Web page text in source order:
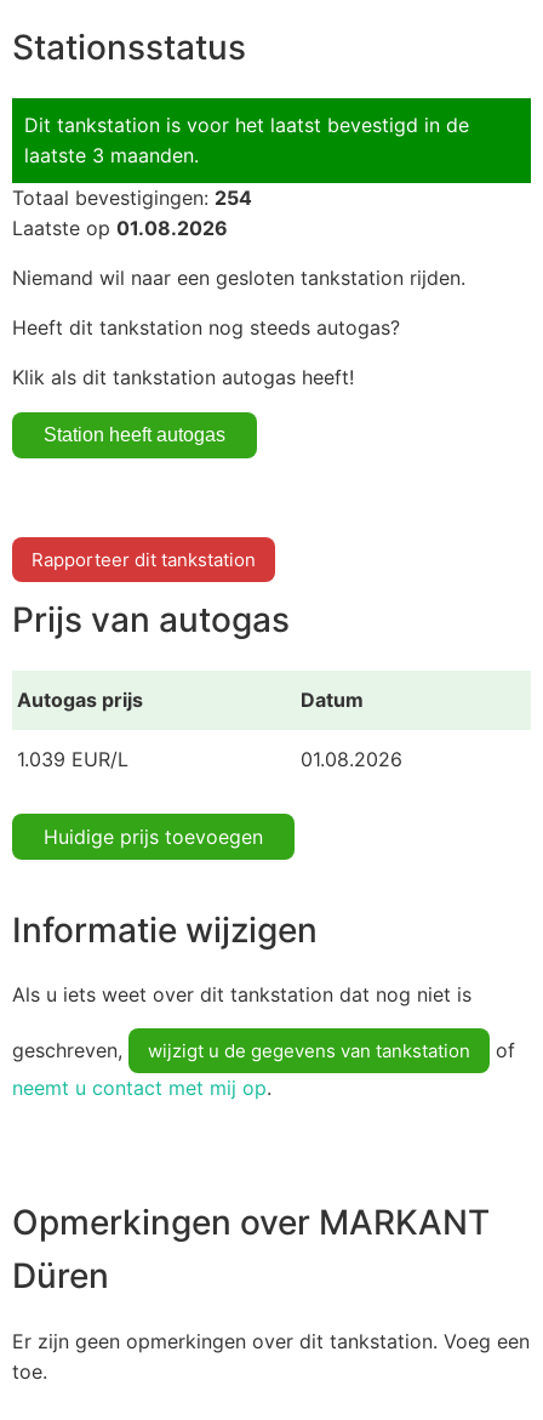
Stationsstatus
Dit tankstation is voor het laatst bevestigd in de
laatste 3 maanden.
Totaal bevestigingen: 254
Laatste op 01.08.2026
Niemand wil naar een gesloten tankstation rijden.
Heeft dit tankstation nog steeds autogas?
Klik als dit tankstation autogas heeft!
Rapporteer dit tankstation
Prijs van autogas
Autogas prijs Datum
1.039 EUR/L 01.08.2026
Huidige prijs toevoegen
Informatie wijzigen
Als u iets weet over dit tankstation dat nog niet is
geschreven, wijzigt u de gegevens van tankstation
of
neemt u contact met mij op.
Opmerkingen over MARKANT
Düren
Er zijn geen opmerkingen over dit tankstation. Voeg een
toe.